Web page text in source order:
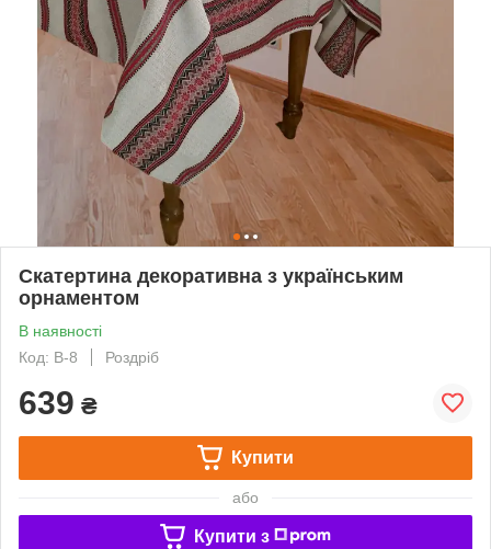
Скатертина декоративна з українським
орнаментом
В наявності
Код: В-8
Роздріб
639 ₴
Купити
або
Купити з